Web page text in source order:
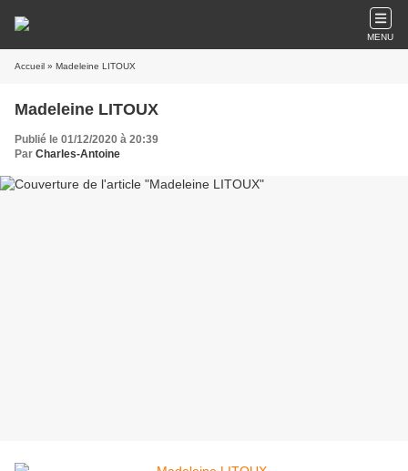
MENU
Accueil » Madeleine LITOUX
Madeleine LITOUX
Publié le 01/12/2020 à 20:39
Par Charles-Antoine